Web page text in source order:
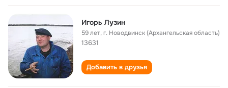
Игорь Лузин
59 лет,г. Новодвинск (Архангельская область)
13631
Добавить в друзья